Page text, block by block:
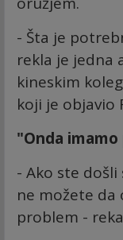
- Šta je
rekla je jedna
kineskim
koji je objavio
"Onda
- Ako ste došli
ne možete da
problem -